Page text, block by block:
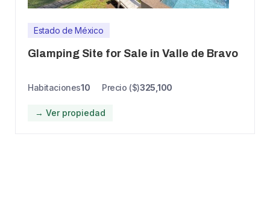
Estado de México
Glamping Site for Sale in Valle de Bravo
Habitaciones10 Precio ($)325,100
→ Ver propiedad